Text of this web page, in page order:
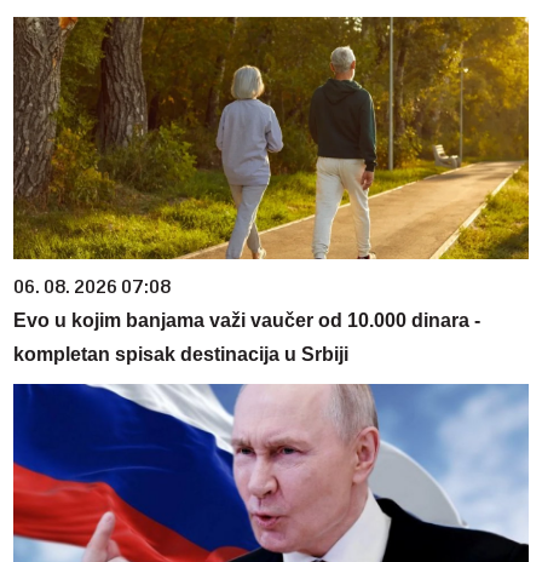
06. 08. 2026 07:08
Evo u kojim banjama važi vaučer od 10.000 dinara -
kompletan spisak destinacija u Srbiji